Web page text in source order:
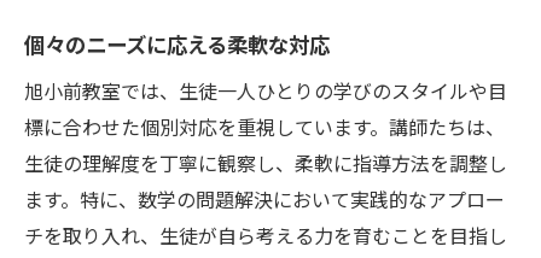
個々のニーズに応える柔軟な対応
旭小前教室では、生徒一人ひとりの学びのスタイルや目
標に合わせた個別対応を重視しています。講師たちは、
生徒の理解度を丁寧に観察し、柔軟に指導方法を調整し
ます。特に、数学の問題解決において実践的なアプロー
チを取り入れ、生徒が自ら考える力を育むことを目指し